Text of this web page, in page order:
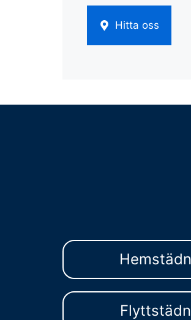
Hitta oss